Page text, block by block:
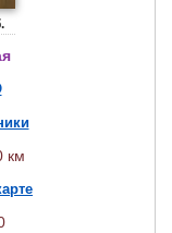
км